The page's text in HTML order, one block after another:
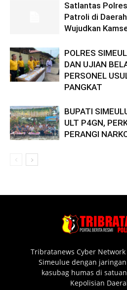
Satlantas
Patroli di
Wujudkan
POLRES
DAN UJIAN
PERSONEL
PANGKAT
BUPATI
ULT P4GN,
PERANGI
Tribratanews Cyber
Simeulue dengan
kasubag humas di
Kepolisian